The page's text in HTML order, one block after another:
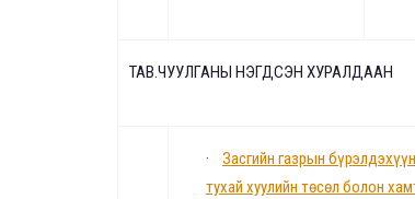
ТАВ.ЧУУЛГАНЫ НЭГДСЭН ХУРАЛДААН
· Засгийн газрын
тухай хуулийн төсөл болон